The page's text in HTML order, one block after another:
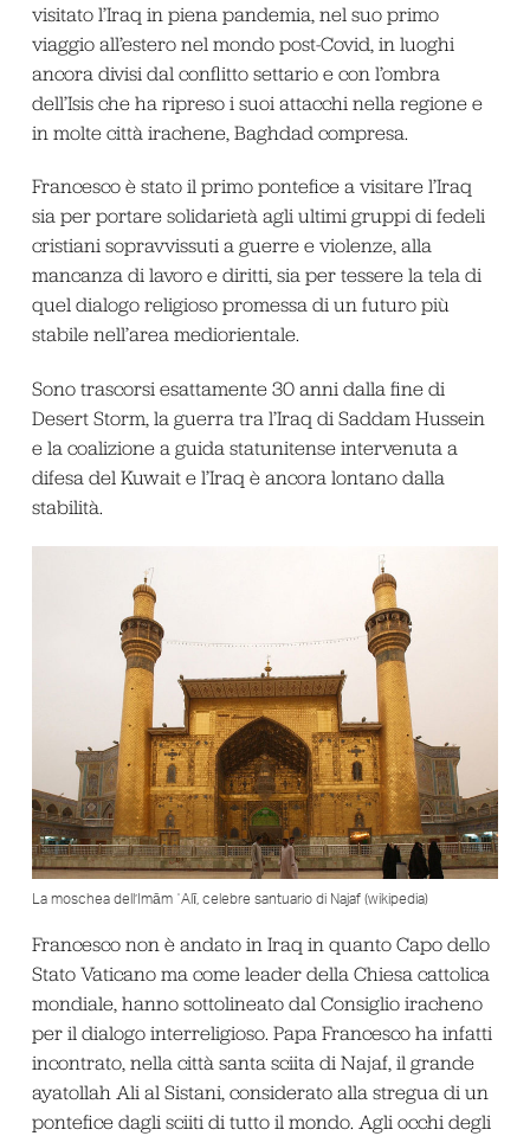
visitato l’Iraq in piena pandemia, nel suo primo
viaggio all’estero nel mondo post-Covid, in luoghi
ancora divisi dal conflitto settario e con l’ombra
dell’Isis che ha ripreso i suoi attacchi nella regione e
in molte città irachene, Baghdad compresa.
Francesco è stato il primo pontefice a visitare l’Iraq
sia per portare solidarietà agli ultimi gruppi di fedeli
cristiani sopravvissuti a guerre e violenze, alla
mancanza di lavoro e diritti, sia per tessere la tela di
quel dialogo religioso promessa di un futuro più
stabile nell’area mediorientale.
Sono trascorsi esattamente 30 anni dalla fine di
Desert Storm, la guerra tra l’Iraq di Saddam Hussein
e la coalizione a guida statunitense intervenuta a
difesa del Kuwait e l’Iraq è ancora lontano dalla
stabilità.
La moschea dell’Imām ʿAlī, celebre santuario di Najaf (wikipedia)
Francesco non è andato in Iraq in quanto Capo dello
Stato Vaticano ma come leader della Chiesa cattolica
mondiale, hanno sottolineato dal Consiglio iracheno
per il dialogo interreligioso. Papa Francesco ha infatti
incontrato, nella città santa sciita di Najaf, il grande
ayatollah Ali al Sistani, considerato alla stregua di un
pontefice dagli sciiti di tutto il mondo. Agli occhi degli